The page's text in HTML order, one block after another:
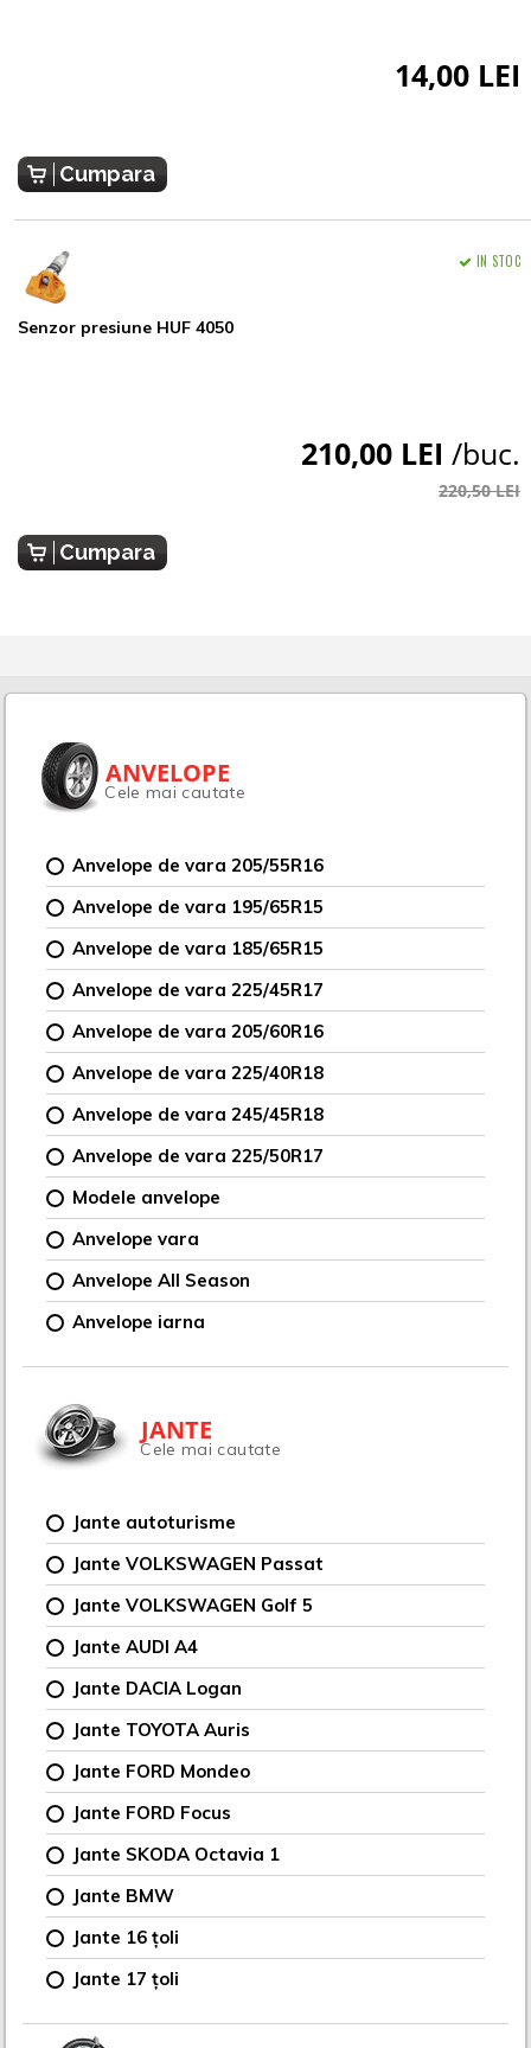
14,00 LEI
Cumpara
Senzor presiune HUF 4050
IN STOC
210,00 LEI /buc.
220,50 LEI
Cumpara
ANVELOPE
Cele mai cautate
Anvelope de vara 205/55R16
Anvelope de vara 195/65R15
Anvelope de vara 185/65R15
Anvelope de vara 225/45R17
Anvelope de vara 205/60R16
Anvelope de vara 225/40R18
Anvelope de vara 245/45R18
Anvelope de vara 225/50R17
Modele anvelope
Anvelope vara
Anvelope All Season
Anvelope iarna
JANTE
Cele mai cautate
Jante autoturisme
Jante VOLKSWAGEN Passat
Jante VOLKSWAGEN Golf 5
Jante AUDI A4
Jante DACIA Logan
Jante TOYOTA Auris
Jante FORD Mondeo
Jante FORD Focus
Jante SKODA Octavia 1
Jante BMW
Jante 16 țoli
Jante 17 țoli